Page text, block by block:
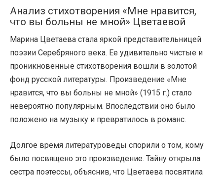
Анализ стихотворения «Мне нравится,
что вы больны не мной» Цветаевой
Марина Цветаева стала яркой представительницей
поэзии Серебряного века. Ее удивительно чистые и
проникновенные стихотворения вошли в золотой
фонд русской литературы. Произведение «Мне
нравится, что вы больны не мной» (1915 г.) стало
невероятно популярным. Впоследствии оно было
положено на музыку и превратилось в романс.
Долгое время литературоведы спорили о том, кому
было посвящено это произведение. Тайну открыла
сестра поэтессы, объяснив, что Цветаева посвятила